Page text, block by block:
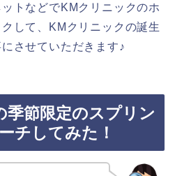
トなどでKMクリニックのホ
して、KMクリニックの誕生
させていただきます♪
季節限定のスプリン
チしてみた！